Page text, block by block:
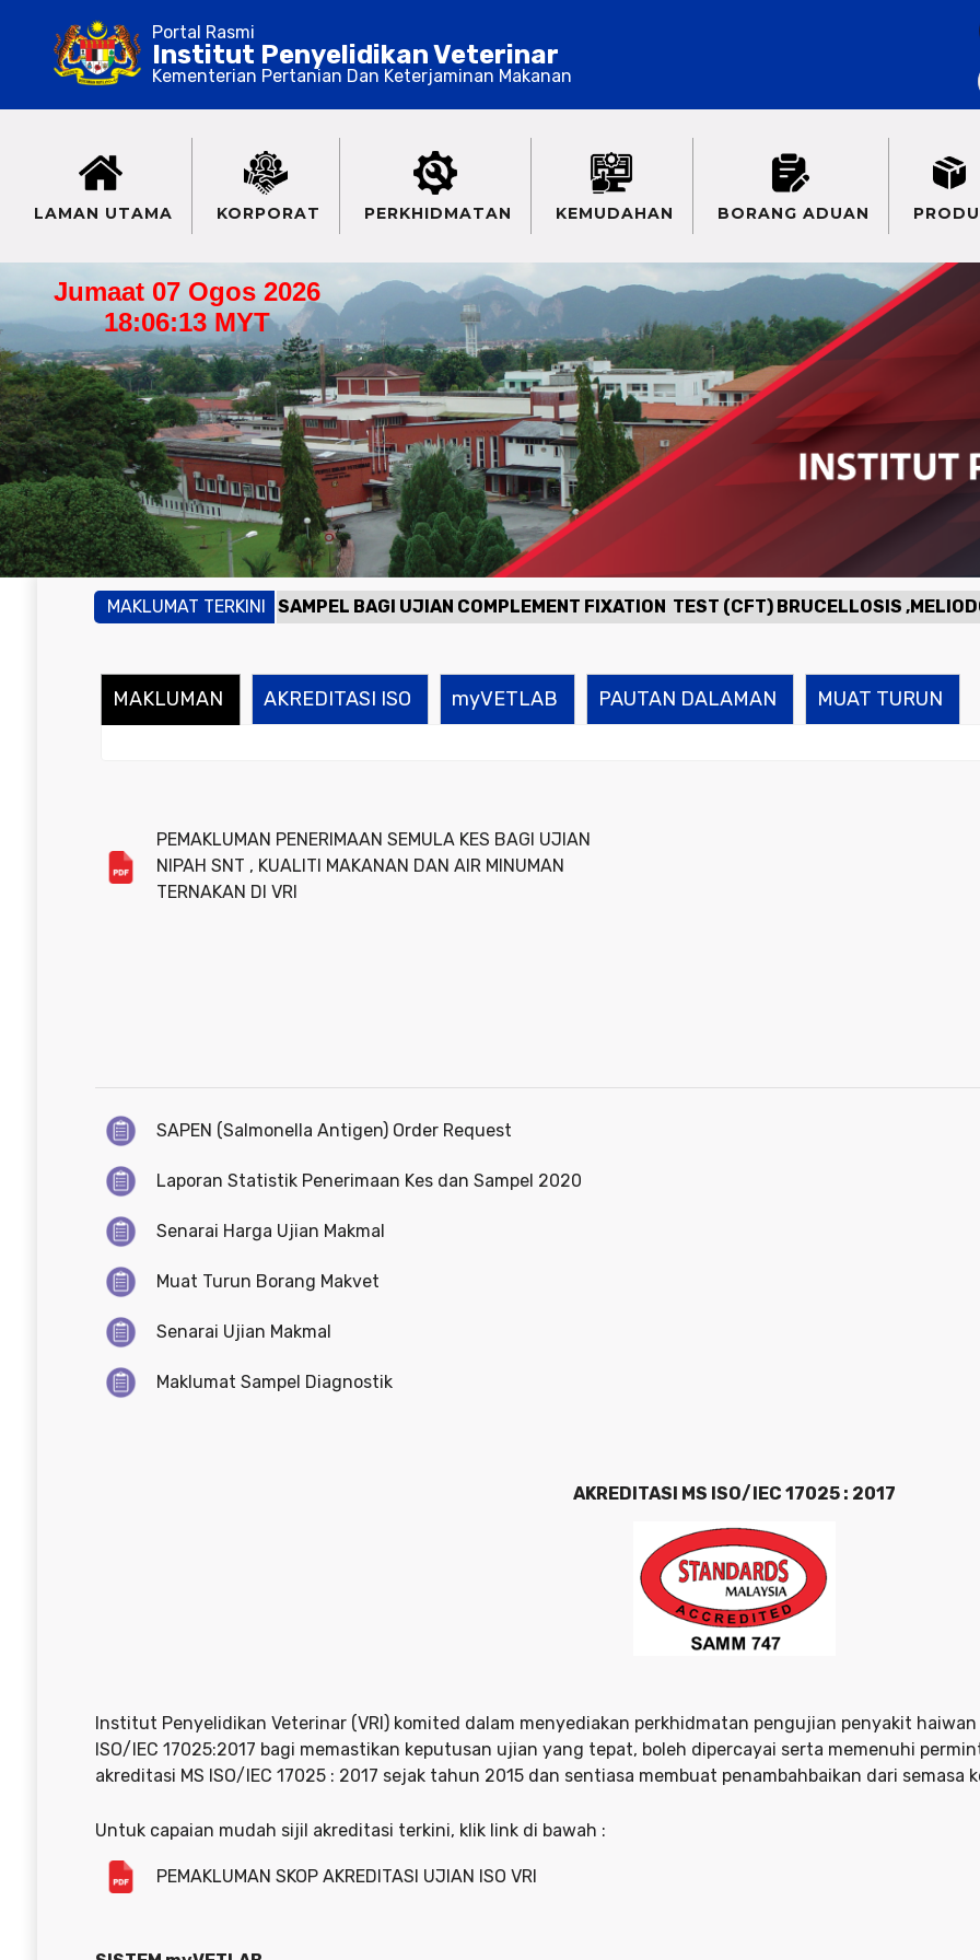
Portal Rasmi
Institut Penyelidikan Veterinar
Kementerian Pertanian Dan Keterjaminan Makanan
LAMAN UTAMA KORPORAT PERKHIDMATAN KEMUDAHAN BORANG ADUAN
MAKLUMAT TERKINI
PENERIMAAN SEMULA SAMPEL BAGI UJIAN COMPLEMENT FIXATION TEST (CFT) BRUCELLOSIS
MAKLUMAN AKREDITASI ISO myVETLAB PAUTAN DALAMAN MUAT TURUN
PEMAKLUMAN PENERIMAAN SEMULA KES BAGI UJIAN
NIPAH SNT , KUALITI MAKANAN DAN AIR MINUMAN
TERNAKAN DI VRI
SAPEN (Salmonella Antigen) Order Request
Laporan Statistik Penerimaan Kes dan Sampel 2020
Senarai Harga Ujian Makmal
Muat Turun Borang Makvet
Senarai Ujian Makmal
Maklumat Sampel Diagnostik
AKREDITASI MS ISO/IEC 17025 : 2017
Institut Penyelidikan Veterinar (VRI) komited dalam menyediakan perkhidmatan pengujian penyakit
ISO/IEC 17025:2017 bagi memastikan keputusan ujian yang tepat, boleh dipercayai serta memenuhi
akreditasi MS ISO/IEC 17025 : 2017 sejak tahun 2015 dan sentiasa membuat penambahbaikan dari semasa
Untuk capaian mudah sijil akreditasi terkini, klik link di bawah :
PEMAKLUMAN SKOP AKREDITASI UJIAN ISO VRI